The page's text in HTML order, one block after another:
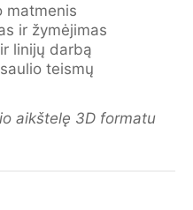
matmenis
ir žymėjimas
linijų darbą
teismų
aikštelę 3D formatu